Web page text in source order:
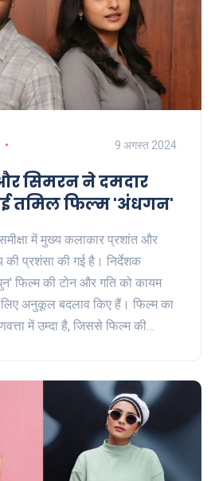
9 अगस्त 2024
और सिमरन ने दमदार
तमिल फिल्म 'अंधगन'
में मुख्य कलाकार प्रशांत और
प्रशंसा की गई है। निर्देशक
फिल्म की टोन और गति को कायम
अनुकूल बदलाव किए हैं। फिल्म का
में उम्दा है, जिससे फिल्म की